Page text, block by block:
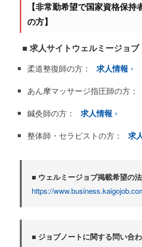
【非常勤希望で国家資格保持
の方】
■ 求人サイトウェルミージョブ
柔道整復師の方：
求人情報
あん摩マッサージ指圧師の方：
鍼灸師の方：
求人情報
整体師・セラピストの方：
求
■ ウェルミージョブ掲載希望の
https://
■ ジョブノートに関する問い合